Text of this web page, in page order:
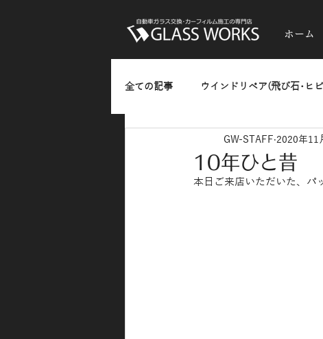
ホーム
全ての記事 ウインドリペア(飛び石･ヒ
ガラスのひっかきキズ･油膜・水垢除去
10年ひと昔
GW-STAFF 2020年11
本日ご来店いただいた、パ